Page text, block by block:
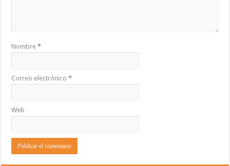
Nombre*
Correo electrónico*
Web